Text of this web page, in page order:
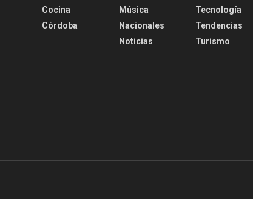
Cocina
Córdoba
Música
Nacionales
Noticias
Tecnología
Tendencias
Turismo